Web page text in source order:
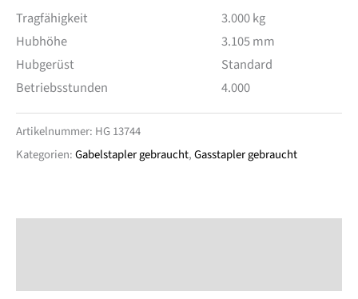
Tragfähigkeit
3.000 kg
Hubhöhe
3.105 mm
Hubgerüst
Standard
Betriebsstunden
4.000
Artikelnummer: HG 13744
Kategorien:Gabelstapler gebraucht,Gasstapler gebraucht